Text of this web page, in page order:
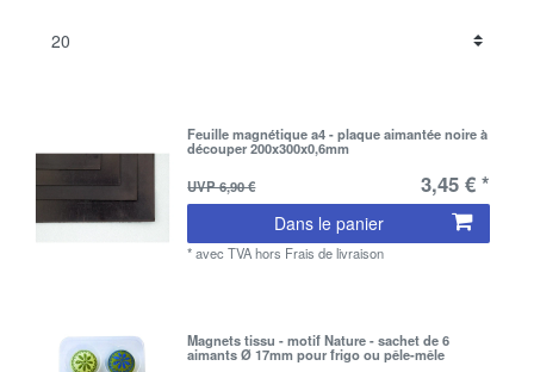
Feuille magnétique a4 - plaque aimantée noire à
découper 200x300x0,6mm
UVP 6,90 €
3,45 € *
Dans le panier
*avec TVAhors Frais de livraison
Magnets tissu - motif Nature - sachet de 6
aimants Ø 17mm pour frigo ou pêle-mêle